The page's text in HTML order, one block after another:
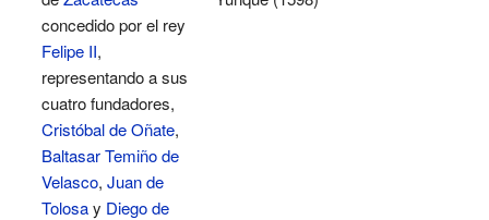
concedido por el rey
Felipe II,
representando a sus
cuatro fundadores,
Cristóbal de Oñate,
Baltasar Temiño de
Velasco, Juan de
Tolosay Diego de